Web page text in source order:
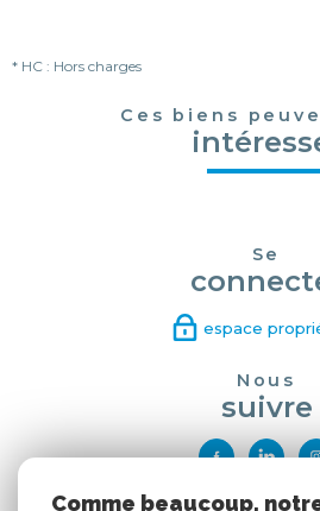
* HC : Hors charges
Ces biens
Se
espace
Nous
suivre
Comme beaucoup,